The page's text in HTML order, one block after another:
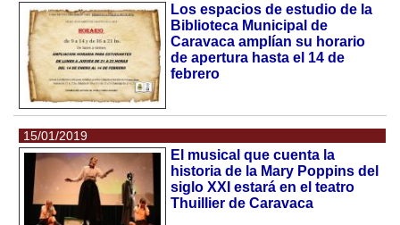
Los espacios de estudio de la
Biblioteca Municipal de
Caravaca amplían su horario
de apertura hasta el 14 de
febrero
15/01/2019
El musical que cuenta la
historia de la Mary Poppins del
siglo XXI estará en el teatro
Thuillier de Caravaca